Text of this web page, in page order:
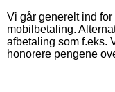
Vi går generelt ind
mobilbetaling.
afbetaling som f.eks.
honorere pengene